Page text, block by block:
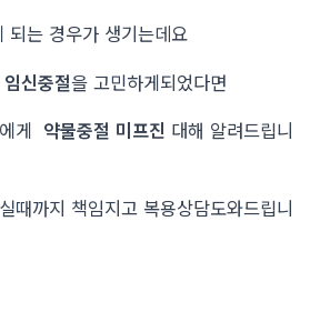
되는 경우가 생기는데요
임신중절을 고민하게되었다면
게 약물중절 미프진 대해 알려드립니
때까지 책임지고 복용상담도와드립니